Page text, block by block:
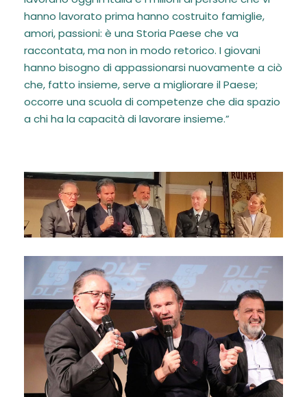
hanno lavorato prima hanno costruito famiglie,
amori, passioni: è una Storia Paese che va
raccontata, ma non in modo retorico. I giovani
hanno bisogno di appassionarsi nuovamente a ciò
che, fatto insieme, serve a migliorare il Paese;
occorre una scuola di competenze che dia spazio
a chi ha la capacità di lavorare insieme.”